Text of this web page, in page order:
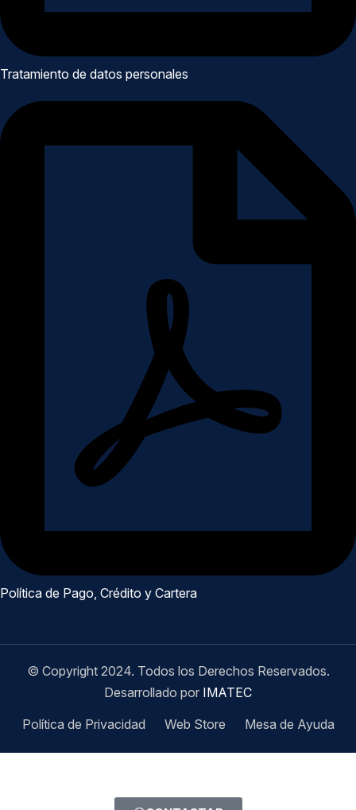
Tratamiento de datos personales
Política de Pago, Crédito y Cartera
© Copyright 2024. Todos los Derechos Reservados.
Desarrollado por IMATEC
Política de Privacidad
Web Store Mesa de Ayuda